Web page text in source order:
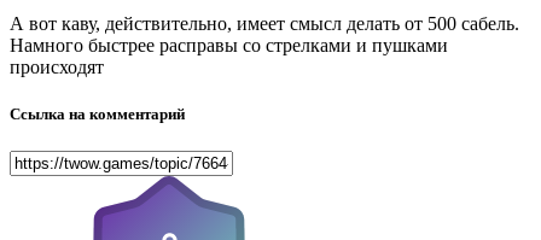
А вот каву, действительно, имеет смысл делать от 500 сабель.
Намного быстрее расправы со стрелками и пушками
происходят
Ссылка на комментарий